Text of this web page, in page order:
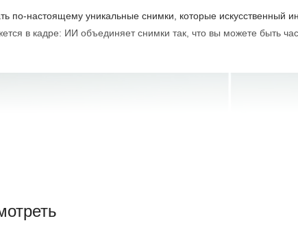
по-настоящему уникальные снимки, которые искусственный
в кадре: ИИ объединяет снимки так, что вы можете быть